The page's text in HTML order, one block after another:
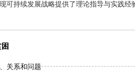
可持续发展战略提供了理论指导与实践经
关系和问题